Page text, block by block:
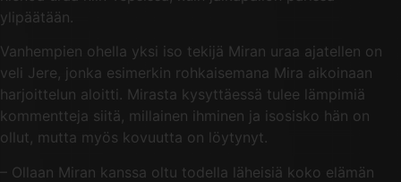
ylipäätään.
Vanhempien ohella yksi iso tekijä Miran uraa ajatellen on
veli Jere, jonka esimerkin rohkaisemana Mira aikoinaan
harjoittelun aloitti. Mirasta kysyttäessä tulee lämpimiä
kommentteja siitä, millainen ihminen ja isosisko hän on
ollut, mutta myös kovuutta on löytynyt.
– Ollaan Miran kanssa oltu todella läheisiä koko elämän